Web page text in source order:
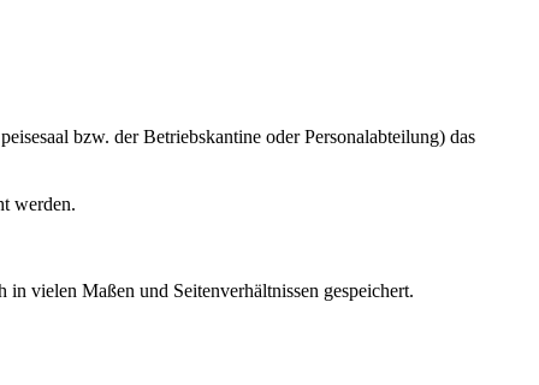
bzw. der Betriebskantine oder Personalabteilung) das
werden.
vielen Maßen und Seitenverhältnissen gespeichert.